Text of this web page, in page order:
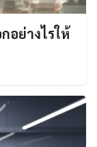
อย่างไรให้